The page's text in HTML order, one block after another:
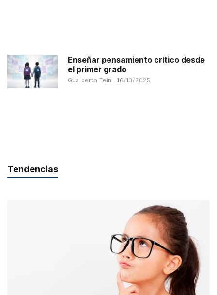
Enseñar pensamiento crítico desde
el primer grado
Gualberto Tein 16/10/2025
Tendencias